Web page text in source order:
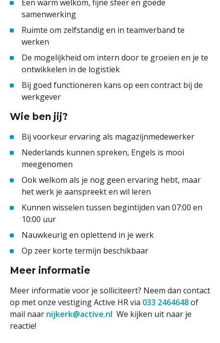
Een warm welkom, fijne sfeer en goede
samenwerking
Ruimte om zelfstandig en in teamverband te
werken
De mogelijkheid om intern door te groeien en je te
ontwikkelen in de logistiek
Bij goed functioneren kans op een contract bij de
werkgever
Wie ben jij?
Bij voorkeur ervaring als magazijnmedewerker
Nederlands kunnen spreken, Engels is mooi
meegenomen
Ook welkom als je nog geen ervaring hebt, maar
het werk je aanspreekt en wil leren
Kunnen wisselen tussen begintijden van 07:00 en
10:00 uur
Nauwkeurig en oplettend in je werk
Op zeer korte termijn beschikbaar
Meer informatie
Meer informatie voor je solliciteert? Neem dan contact
op met onze vestiging Active HR via 033 2464648of
mail naar nijkerk@active.nl We kijken uit naar je
reactie!